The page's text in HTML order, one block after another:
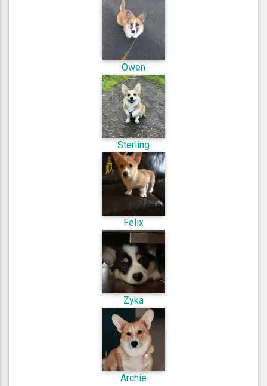
Owen
Sterling
Felix
Zyka
Archie